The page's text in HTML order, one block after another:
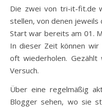
Die zwei von tri-it-fit.de
stellen, von denen
Start war bereits am 01.
In dieser Zeit können wir
oft wiederholen.
Versuch.
Über eine regelmäßig
Blogger sehen, wo sie